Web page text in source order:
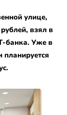
улице,
взял в
банка. Уже в
планируется